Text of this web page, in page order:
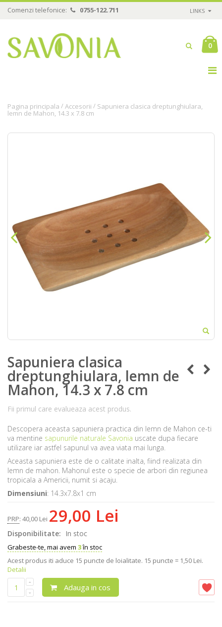
Comenzi telefonice: 0755-122.711 LINKS
0
Pagina principala /Accesorii / Sapuniera clasica dreptunghiulara,
lemn de Mahon, 14.3 x 7.8 cm
Sapuniera clasica
dreptunghiulara, lemn de
Mahon, 14.3 x 7.8 cm
Fii primul care evalueaza acest produs.
Descopera aceasta sapuniera practica din lemn de Mahon ce-ti
va mentine sapunurile naturale Savonia uscate dupa fiecare
utilizare iar astfel sapunul va avea viata mai lunga.
Aceasta sapuniera este de o calitate inalta, fiind realizata din
lemn de mahon. Mahonul este o specie de arbori din regiunea
tropicala a Americii, numit si acaju.
Dimensiuni: 14.3x7.8x1 cm
PRP: 40,00 Lei 29,00 Lei
Disponibilitate: In stoc
Grabeste-te, mai avem 3în stoc
Acest produs iti aduce 15 puncte de loialitate. 15 puncte = 1,50 Lei.
Detalii
Adauga in cos